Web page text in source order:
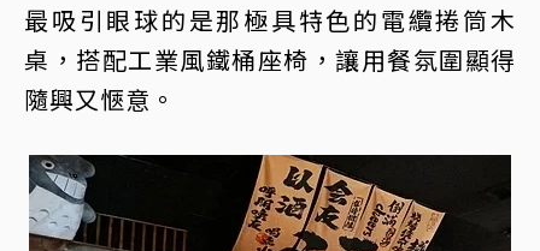
最吸引眼球的是那極具特色的電纜捲筒木
桌，搭配工業風鐵桶座椅，讓用餐氛圍顯得
隨興又愜意。